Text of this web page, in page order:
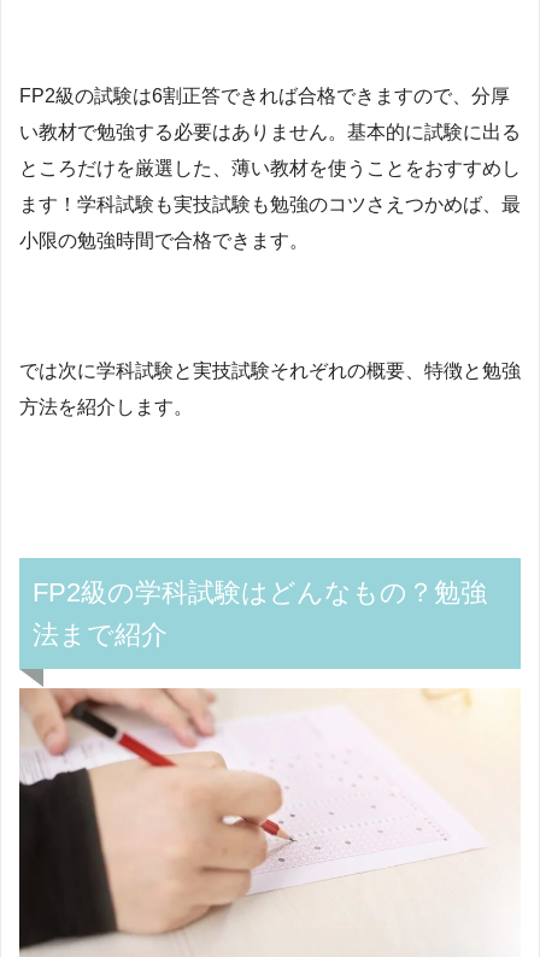
FP2級の試験は6割正答できれば合格できますので、分厚
い教材で勉強する必要はありません。基本的に試験に出る
ところだけを厳選した、薄い教材を使うことをおすすめし
ます！ 学科試験も実技試験も勉強のコツさえつかめば、最
小限の勉強時間で合格できます。
では次に学科試験と実技試験それぞれの概要、特徴と勉強
方法を紹介します。
FP2級の学科試験はどんなもの？勉強
法まで紹介